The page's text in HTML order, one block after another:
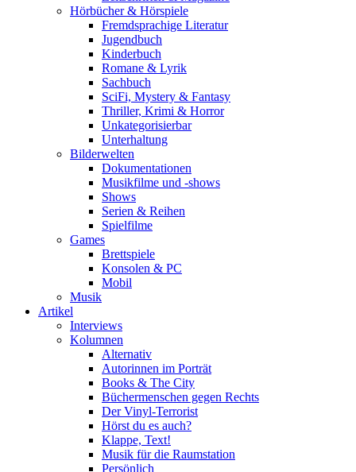
Hörbücher & Hörspiele
Fremdsprachige Literatur
Jugendbuch
Kinderbuch
Romane & Lyrik
Sachbuch
SciFi, Mystery & Fantasy
Thriller, Krimi & Horror
Unkategorisierbar
Unterhaltung
Bilderwelten
Dokumentationen
Musikfilme und -shows
Shows
Serien & Reihen
Spielfilme
Games
Brettspiele
Konsolen & PC
Mobil
Musik
Artikel
Interviews
Kolumnen
Alternativ
Autorinnen im Porträt
Books & The City
Büchermenschen gegen Rechts
Der Vinyl-Terrorist
Hörst du es auch?
Klappe, Text!
Musik für die Raumstation
Persönlich